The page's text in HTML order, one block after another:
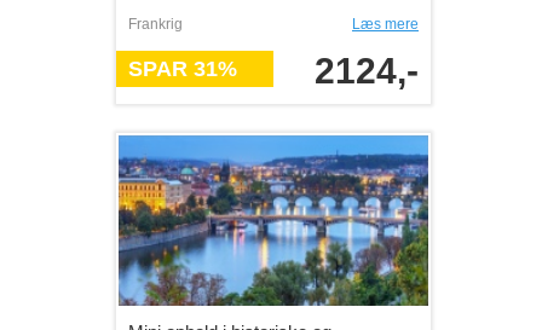
Frankrig Læs mere
SPAR 31% 2124,-